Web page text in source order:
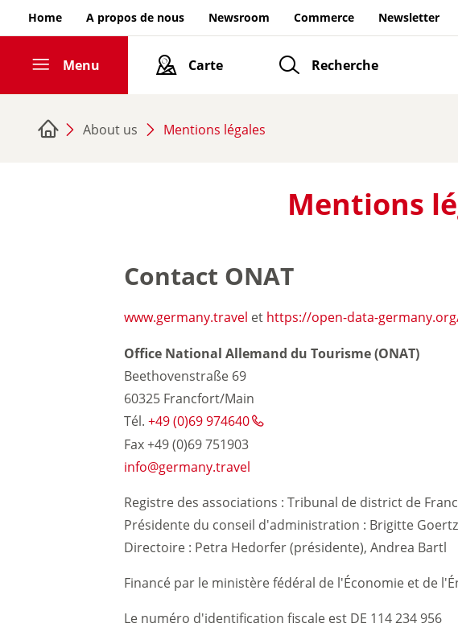
Home
A propos de nous Newsroom Commerce Newsletter
Menu Carte Recherche
d’accueil
Germany
marquantes
à mobilité réduite
About us Mentions légales
Mentions
Contact ONAT
www.germany.travel et https://open-data-
Office National Allemand du Tourisme (ONAT)
Beethovenstraße 69
60325 Francfort/Main
Tél. +49 (0)69 974640
Fax +49 (0)69 751903
info
germany.travel
Registre des associations : Tribunal de district de
Présidente du conseil d'administration : Brigitte
Directoire : Petra Hedorfer (présidente), Andrea Bartl
Financé par le ministère fédéral de l'Économie et de
Le numéro d'identification fiscale est DE 114 234 956